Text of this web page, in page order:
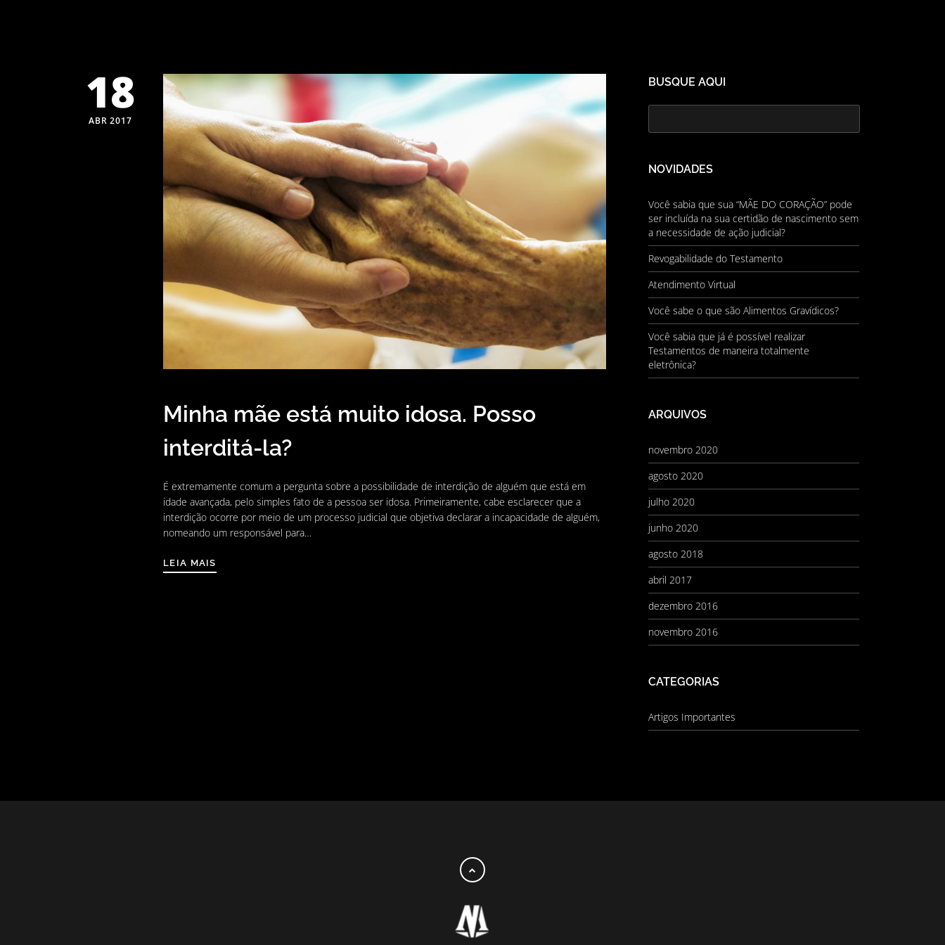
18
ABR 2017
Minha mãe está muito idosa. Posso
interditá-la?
É extremamente comum a pergunta sobre a possibilidade de interdição de alguém que está em
idade avançada, pelo simples fato de a pessoa ser idosa. Primeiramente, cabe esclarecer que a
interdição ocorre por meio de um processo judicial que objetiva declarar a incapacidade de alguém,
nomeando um responsável para…
LEIA MAIS
BUSQUE AQUI
NOVIDADES
Você sabia que sua “MÃE DO CORAÇÃO” pode
ser incluída na sua certidão de nascimento sem
a necessidade de ação judicial?
Revogabilidade do Testamento
Atendimento Virtual
Você sabe o que são Alimentos Gravídicos?
Você sabia que já é possível realizar
Testamentos de maneira totalmente
eletrônica?
ARQUIVOS
novembro 2020
agosto 2020
julho 2020
junho 2020
agosto 2018
abril 2017
dezembro 2016
novembro 2016
CATEGORIAS
Artigos Importantes